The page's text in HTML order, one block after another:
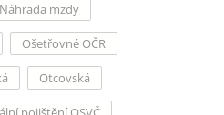
Náhrada mzdy
Ošetřovné OČR
Otcovská